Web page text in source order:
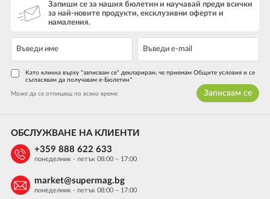
Запиши се за нашия бюлетин и научавай преди всички
за най-новите продукти, ексклузивни оферти и
намаления.
Като кликна върху "записвам се" декларирам, че приемам Общите условия и се
съгласявам да получавам е-Бюлетин*
Може да се отпишеш по всяко време Записвам се
ОБСЛУЖВАНЕ НА КЛИЕНТИ
+359 888 622 633
понеделник - петък 08:00 – 17:00
market@supermag.bg
понеделник - петък 08:00 – 17:00